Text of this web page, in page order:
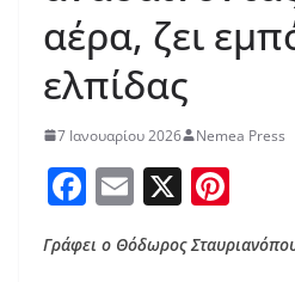
αέρα, ζει
ελπίδας
7 Ιανουαρίου 2026 Nemea Press
F
a
c
E
m
ai
X
nt
er
Γράφει ο Θόδωρος